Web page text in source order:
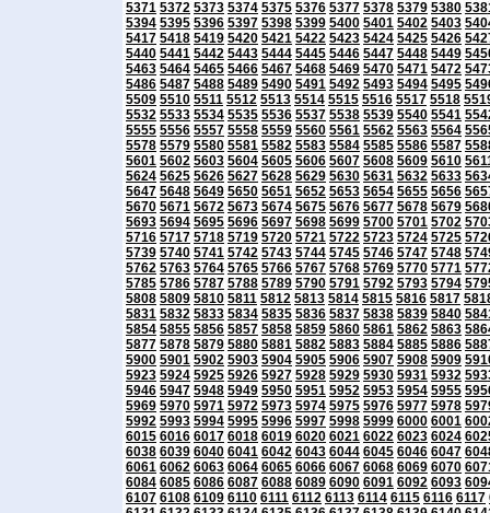
5371 5372 5373 5374 5375 5376 5377 5378 5379 5380
5394 5395 5396 5397 5398 5399 5400 5401 5402 5403
5417 5418 5419 5420 5421 5422 5423 5424 5425 5426
5440 5441 5442 5443 5444 5445 5446 5447 5448 5449
5463 5464 5465 5466 5467 5468 5469 5470 5471 5472
5486 5487 5488 5489 5490 5491 5492 5493 5494 5495
5509 5510 5511 5512 5513 5514 5515 5516 5517 5518
5532 5533 5534 5535 5536 5537 5538 5539 5540 5541
5555 5556 5557 5558 5559 5560 5561 5562 5563 5564
5578 5579 5580 5581 5582 5583 5584 5585 5586 5587
5601 5602 5603 5604 5605 5606 5607 5608 5609 5610
5624 5625 5626 5627 5628 5629 5630 5631 5632 5633
5647 5648 5649 5650 5651 5652 5653 5654 5655 5656
5670 5671 5672 5673 5674 5675 5676 5677 5678 5679
5693 5694 5695 5696 5697 5698 5699 5700 5701 5702
5716 5717 5718 5719 5720 5721 5722 5723 5724 5725
5739 5740 5741 5742 5743 5744 5745 5746 5747 5748
5762 5763 5764 5765 5766 5767 5768 5769 5770 5771
5785 5786 5787 5788 5789 5790 5791 5792 5793 5794
5808 5809 5810 5811 5812 5813 5814 5815 5816 5817
5831 5832 5833 5834 5835 5836 5837 5838 5839 5840
5854 5855 5856 5857 5858 5859 5860 5861 5862 5863
5877 5878 5879 5880 5881 5882 5883 5884 5885 5886
5900 5901 5902 5903 5904 5905 5906 5907 5908 5909
5923 5924 5925 5926 5927 5928 5929 5930 5931 5932
5946 5947 5948 5949 5950 5951 5952 5953 5954 5955
5969 5970 5971 5972 5973 5974 5975 5976 5977 5978
5992 5993 5994 5995 5996 5997 5998 5999 6000 6001
6015 6016 6017 6018 6019 6020 6021 6022 6023 6024
6038 6039 6040 6041 6042 6043 6044 6045 6046 6047
6061 6062 6063 6064 6065 6066 6067 6068 6069 6070
6084 6085 6086 6087 6088 6089 6090 6091 6092 6093
6107 6108 6109 6110 6111 6112 6113 6114 6115 6116 6117